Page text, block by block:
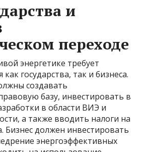
и
переходе
энергетике требует
как государства, так и бизнеса.
создавать
базу, инвестировать в
в области ВИЭ и
а также вводить налоги на
Бизнес должен инвестировать
энергоэффективных